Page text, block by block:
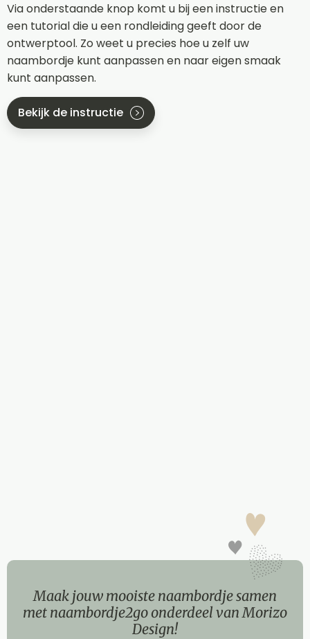
Via onderstaande knop komt u bij een instructie en
een tutorial die u een rondleiding geeft door de
ontwerptool. Zo weet u precies hoe u zelf uw
naambordje kunt aanpassen en naar eigen smaak
kunt aanpassen.
Bekijk de instructie
Maak jouw mooiste naambordje samen
met naambordje2go onderdeel van Morizo
Design!